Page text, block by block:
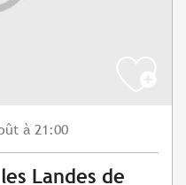
à 21:00
Landes de